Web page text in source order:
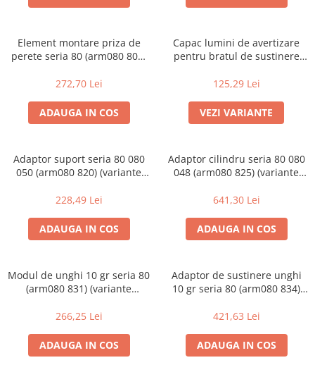
Element montare priza de
perete seria 80 (arm080 800)
272,70 Lei
ADAUGA IN COS
Capac lumini de avertizare
pentru bratul de sustinere
(variante multiple)
125,29 Lei
VEZI VARIANTE
Adaptor suport seria 80 080
050 (arm080 820) (variante
228,49 Lei
ADAUGA IN COS
Adaptor cilindru seria 80 080
048 (arm080 825) (variante
641,30 Lei
ADAUGA IN COS
Modul de unghi 10 gr seria 80
(arm080 831) (variante
266,25 Lei
ADAUGA IN COS
Adaptor de sustinere unghi
10 gr seria 80 (arm080 834)
421,63 Lei
ADAUGA IN COS